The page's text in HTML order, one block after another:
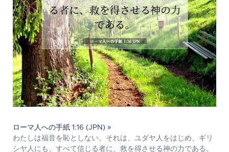
ローマ人への手紙 1:16 (JPN) »
わたしは福音を恥としない。それは、ユダヤ人をはじめ、ギリ
シヤ人にも、すべて信じる者に、救を得させる神の力である。